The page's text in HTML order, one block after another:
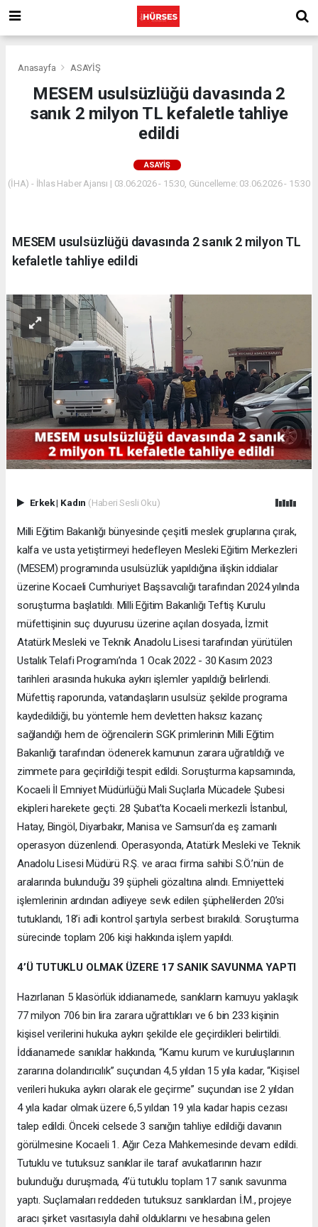
Anasayfa ASAYİŞ
MESEM usulsüzlüğü davasında 2
sanık 2 milyon TL kefaletle tahliye
edildi
ASAYİŞ
(İHA) - İhlas Haber Ajansı | 03.06.2026 - 15:30, Güncelleme: 03.06.2026 - 15:30
MESEM usulsüzlüğü davasında 2 sanık 2 milyon TL
kefaletle tahliye edildi
Erkek| Kadın (Haberi Sesli Oku)
Milli Eğitim Bakanlığı bünyesinde çeşitli meslek gruplarına çırak,
kalfa ve usta yetiştirmeyi hedefleyen Mesleki Eğitim Merkezleri
(MESEM) programında usulsüzlük yapıldığına ilişkin iddialar
üzerine Kocaeli Cumhuriyet Başsavcılığı tarafından 2024 yılında
soruşturma başlatıldı. Milli Eğitim Bakanlığı Teftiş Kurulu
müfettişinin suç duyurusu üzerine açılan dosyada, İzmit
Atatürk Mesleki ve Teknik Anadolu Lisesi tarafından yürütülen
Ustalık Telafi Programı’nda 1 Ocak 2022 - 30 Kasım 2023
tarihleri arasında hukuka aykırı işlemler yapıldığı belirlendi.
Müfettiş raporunda, vatandaşların usulsüz şekilde programa
kaydedildiği, bu yöntemle hem devletten haksız kazanç
sağlandığı hem de öğrencilerin SGK primlerinin Milli Eğitim
Bakanlığı tarafından ödenerek kamunun zarara uğratıldığı ve
zimmete para geçirildiği tespit edildi. Soruşturma kapsamında,
Kocaeli İl Emniyet Müdürlüğü Mali Suçlarla Mücadele Şubesi
ekipleri harekete geçti. 28 Şubat’ta Kocaeli merkezli İstanbul,
Hatay, Bingöl, Diyarbakır, Manisa ve Samsun’da eş zamanlı
operasyon düzenlendi. Operasyonda, Atatürk Mesleki ve Teknik
Anadolu Lisesi Müdürü R.Ş. ve aracı firma sahibi S.Ö.’nün de
aralarında bulunduğu 39 şüpheli gözaltına alındı. Emniyetteki
işlemlerinin ardından adliyeye sevk edilen şüphelilerden 20’si
tutuklandı, 18’i adli kontrol şartıyla serbest bırakıldı. Soruşturma
sürecinde toplam 206 kişi hakkında işlem yapıldı.
4’Ü TUTUKLU OLMAK ÜZERE 17 SANIK SAVUNMA YAPTI
Hazırlanan 5 klasörlük iddianamede, sanıkların kamuyu yaklaşık
77 milyon 706 bin lira zarara uğrattıkları ve 6 bin 233 kişinin
kişisel verilerini hukuka aykırı şekilde ele geçirdikleri belirtildi.
İddianamede sanıklar hakkında, “Kamu kurum ve kuruluşlarının
zararına dolandırıcılık” suçundan 4,5 yıldan 15 yıla kadar, “Kişisel
verileri hukuka aykırı olarak ele geçirme” suçundan ise 2 yıldan
4 yıla kadar olmak üzere 6,5 yıldan 19 yıla kadar hapis cezası
talep edildi. Önceki celsede 3 sanığın tahliye edildiği davanın
görülmesine Kocaeli 1. Ağır Ceza Mahkemesinde devam edildi.
Tutuklu ve tutuksuz sanıklar ile taraf avukatlarının hazır
bulunduğu duruşmada, 4’ü tutuklu toplam 17 sanık savunma
yaptı. Suçlamaları reddeden tutuksuz sanıklardan İ.M., projeye
aracı şirket vasıtasıyla dahil olduklarını ve hesabına gelen